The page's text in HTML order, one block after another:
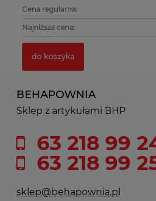
139,90 zł
139,90 zł
BEHAPOWNIA
Sklep z artykułami BHP
63 218 99
63 218 99
sklep@behapownia.pl